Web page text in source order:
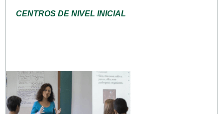
CENTROS DE NIVEL INICIAL